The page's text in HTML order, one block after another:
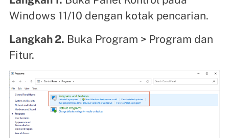
Windows 11/10 dengan kotak pencarian.
Langkah 2. Buka Program > Program dan
Fitur.